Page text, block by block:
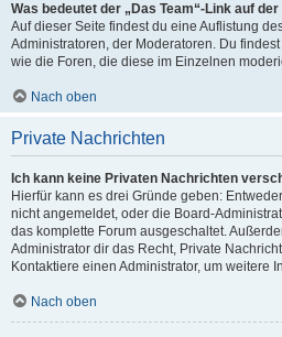
Was bedeutet der „Das Team“-Link auf
Auf dieser Seite findest du eine Auflistung
Administratoren, der Moderatoren. Du
wie die Foren, die diese im Einzelnen
Nach oben
Private Nachrichten
Ich kann keine Privaten Nachrichten
Hierfür kann es drei Gründe geben:
nicht angemeldet, oder die Board-
das komplette Forum ausgeschaltet.
Administrator dir das Recht, Private
Kontaktiere einen Administrator, um weitere
Nach oben